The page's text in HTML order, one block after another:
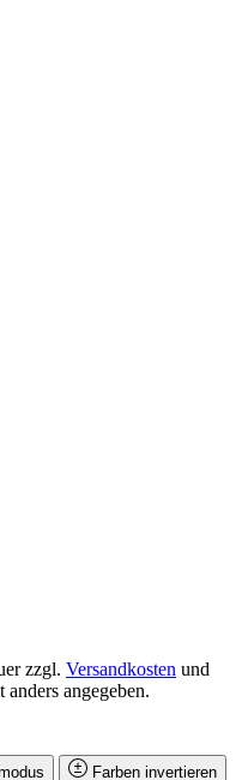
zzgl. Versandkosten und
angegeben.
Farben invertieren